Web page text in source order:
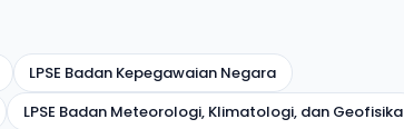
LPSE Badan Kepegawaian Negara
LPSE Badan Meteorologi, Klimatologi, dan Geofisika